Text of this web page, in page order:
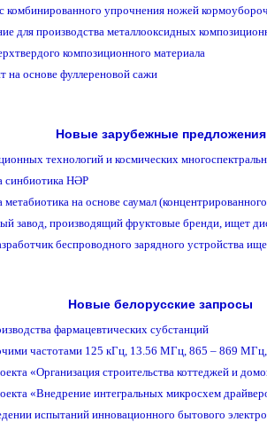
Новые зарубежные предложения
Новые белорусские запросы